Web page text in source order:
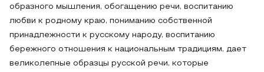
образного мышления, обогащению речи, воспитанию
любви к родному краю, пониманию собственной
принадлежности к русскому народу, воспитанию
бережного отношения к национальным традициям, дает
великолепные образцы русской речи, которые